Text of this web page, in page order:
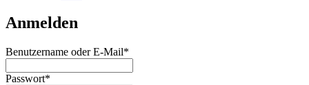
Anmelden
Benutzername oder E-Mail*
Passwort*